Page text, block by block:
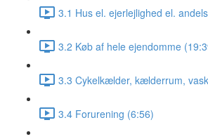
3.1 Hus el. ejerlejlighed el.
3.2 Køb af hele ejendomme
3.3 Cykelkælder, kælderrum,
3.4 Forurening (6:56)